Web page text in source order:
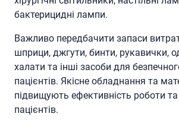
бактерицидні лампи.
Важливо передбачити запаси
шприци, джгути, бинти, рукавички,
халати та інші засоби для
пацієнтів. Якісне обладнання та
підвищують ефективність роботи
пацієнтів.